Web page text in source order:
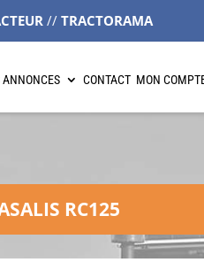
// TRACTORAMA
ANNONCES CONTACT MON
RC125